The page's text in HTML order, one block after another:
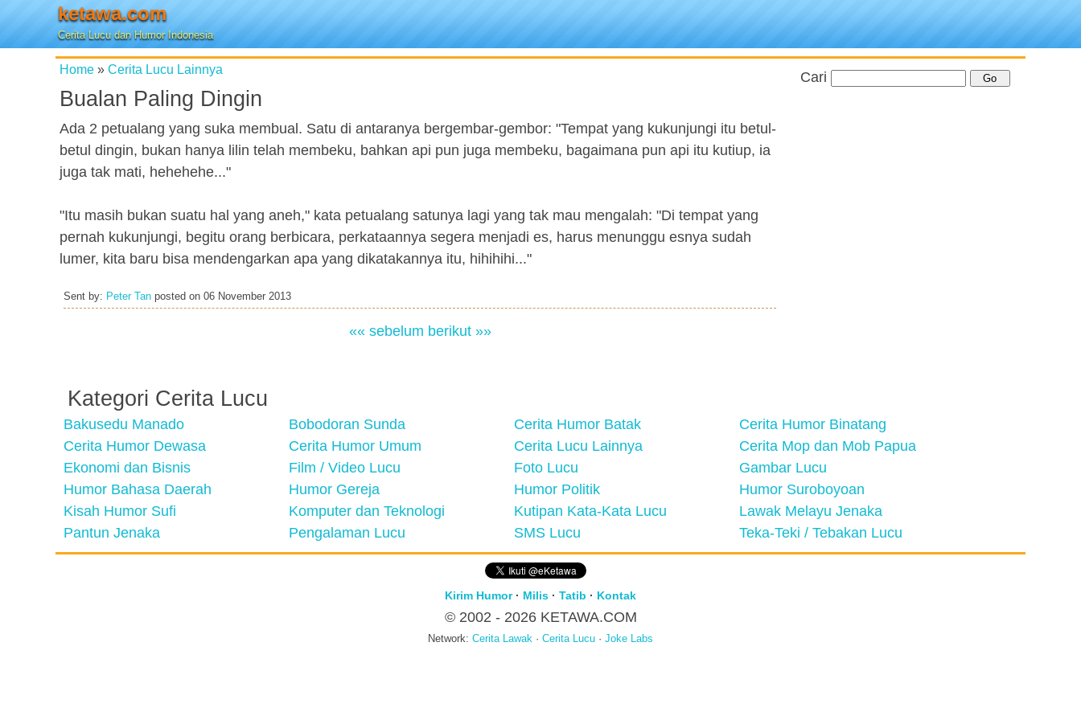
ketawa.com
Cerita Lucu dan Humor Indonesia
Home » Cerita Lucu Lainnya
Bualan Paling Dingin
Ada 2 petualang yang suka membual. Satu di antaranya bergembar-gembor: "Tempat yang kukunjungi itu betul-
betul dingin, bukan hanya lilin telah membeku, bahkan api pun juga membeku, bagaimana pun api itu kutiup, ia
juga tak mati, hehehehe..."
"Itu masih bukan suatu hal yang aneh," kata petualang satunya lagi yang tak mau mengalah: "Di tempat yang
pernah kukunjungi, begitu orang berbicara, perkataannya segera menjadi es, harus menunggu esnya sudah
lumer, kita baru bisa mendengarkan apa yang dikatakannya itu, hihihihi..."
Sent by: Peter Tan posted on 06 November 2013
«« sebelum berikut »»
Cari
Kategori Cerita Lucu
Bakusedu Manado Bobodoran Sunda Cerita Humor Batak
Cerita Humor Binatang
Cerita Humor Dewasa
Cerita Humor Umum Cerita Lucu Lainnya
Cerita Mop dan Mob Papua
Ekonomi dan Bisnis
Film / Video Lucu Foto Lucu
Gambar Lucu
Humor Bahasa Daerah
Humor Gereja Humor Politik
Humor Suroboyoan
Kisah Humor Sufi
Komputer dan Teknologi Kutipan Kata-Kata Lucu
Lawak Melayu Jenaka
Pantun Jenaka
Pengalaman Lucu SMS Lucu Teka-Teki / Tebakan Lucu
Kirim Humor· Milis · Tatib · Kontak
© 2002 - 2026 KETAWA.COM
Network: Cerita Lawak · Cerita Lucu · Joke Labs